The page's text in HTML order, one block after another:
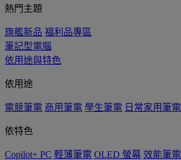
熱門主題
旗艦新品 福利品專區
筆記型電腦
依用途與特色
依用途
電競筆電 商用筆電 學生筆電 日常家用筆電
依特色
Copilot+ PC 輕薄筆電 OLED 螢幕 效能筆電